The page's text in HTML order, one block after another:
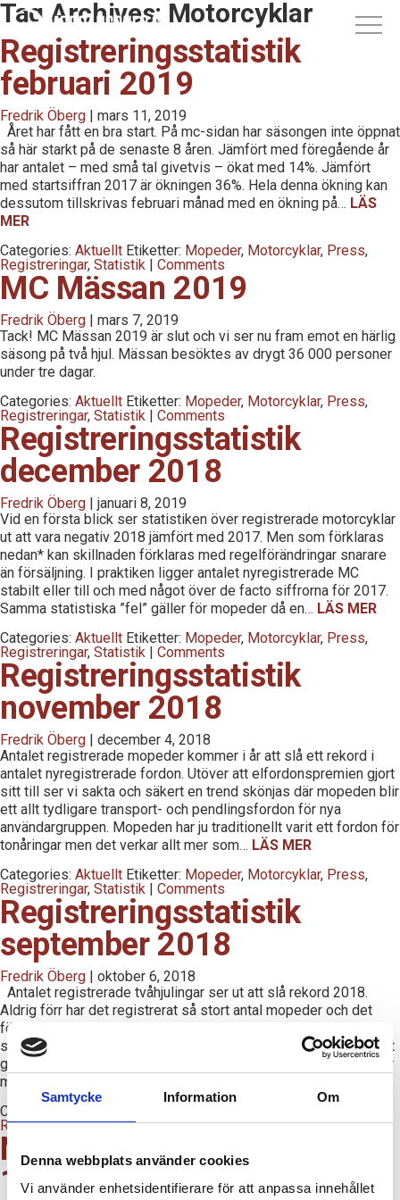
Samtycke Information Om
Denna webbplats använder cookies
Vi använder enhetsidentifierare för att anpassa innehållet
Tag Archives: Motorcyklar
Registreringsstatistik
februari 2019
Fredrik Öberg | mars 11, 2019
Året har fått en bra start. På mc-sidan har säsongen inte öppnat
så här starkt på de senaste 8 åren. Jämfört med föregående år
har antalet – med små tal givetvis – ökat med 14%. Jämfört
med startsiffran 2017 är ökningen 36%. Hela denna ökning kan
dessutom tillskrivas februari månad med en ökning på… LÄS
MER
Categories: Aktuellt Etiketter: Mopeder, Motorcyklar, Press,
Registreringar, Statistik | Comments
MC Mässan 2019
Fredrik Öberg | mars 7, 2019
Tack! MC Mässan 2019 är slut och vi ser nu fram emot en härlig
säsong på två hjul. Mässan besöktes av drygt 36 000 personer
under tre dagar.
Categories: Aktuellt Etiketter: Mopeder, Motorcyklar, Press,
Registreringar, Statistik | Comments
Registreringsstatistik
december 2018
Fredrik Öberg | januari 8, 2019
Vid en första blick ser statistiken över registrerade motorcyklar
ut att vara negativ 2018 jämfört med 2017. Men som förklaras
nedan* kan skillnaden förklaras med regelförändringar snarare
än försäljning. I praktiken ligger antalet nyregistrerade MC
stabilt eller till och med något över de facto siffrorna för 2017.
Samma statistiska ”fel” gäller för mopeder då en… LÄS MER
Categories: Aktuellt Etiketter: Mopeder, Motorcyklar, Press,
Registreringar, Statistik | Comments
Registreringsstatistik
november 2018
Fredrik Öberg | december 4, 2018
Antalet registrerade mopeder kommer i år att slå ett rekord i
antalet nyregistrerade fordon. Utöver att elfordonspremien gjort
sitt till ser vi sakta och säkert en trend skönjas där mopeden blir
ett allt tydligare transport- och pendlingsfordon för nya
användargruppen. Mopeden har ju traditionellt varit ett fordon för
tonåringar men det verkar allt mer som… LÄS MER
Categories: Aktuellt Etiketter: Mopeder, Motorcyklar, Press,
Registreringar, Statistik | Comments
Registreringsstatistik
september 2018
Fredrik Öberg | oktober 6, 2018
Antalet registrerade tvåhjulingar ser ut att slå rekord 2018.
Aldrig förr har det registrerat så stort antal mopeder och det
före säsongen är slut. Medan antalet nyregistreringar ligger
stabilt kring de föregående årens siffror vid denna tiden på året
går antalet mopeder från klarhet till klarhet. Uppgången kommer
med all säkerhet kunna förklaras av…
Categories:
Registreringar,Statistik | Comments
Ny märkning av drivmedel
12 oktober